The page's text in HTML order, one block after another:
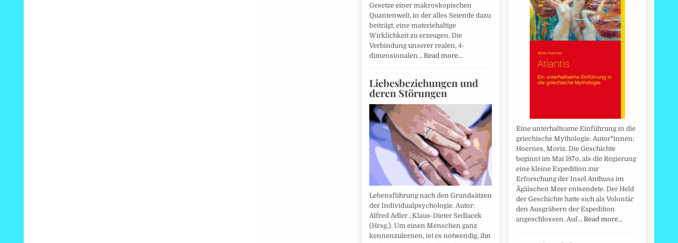
Gesetze einer makroskopischen
Quantenwelt, in der alles Seiende dazu
beiträgt, eine materiehaltige
Wirklichkeit zu erzeugen. Die
Verbindung unserer realen, 4-
dimensionalen… Read more…
Liebesbeziehungen und
deren Störungen
Lebensführung nach den Grundsätzen
der Individualpsychologie. Autor:
Alfred Adler , Klaus-Dieter Sedlacek
(Hrsg.). Um einen Menschen ganz
kennenzulernen, ist es notwendig, ihn
Eine unterhaltsame Einführung in die
griechische Mythologie. Autor*innen:
Hoernes, Moriz. Die Geschichte
beginnt im Mai 187o, als die Regierung
eine kleine Expedition zur
Erforschung der Insel Anthusa im
Ägäischen Meer entsendete. Der Held
der Geschichte hatte sich als Volontär
den Ausgräbern der Expedition
angeschlossen. Auf… Read more…